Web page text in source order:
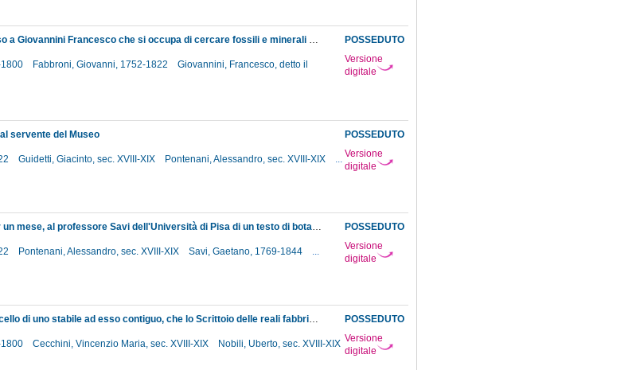
POSSEDUTO
Versione
digitale
Concessione di un compenso a Giovannini Francesco che si occupa di cercare fossili e minerali per il Museo
Fabbroni, Giovanni, 1752-1822
Giovannini, Francesco, detto il
POSSEDUTO
Versione
digitale
servente del Museo
Guidetti, Giacinto, sec. XVIII-XIX Pontenani, Alessandro, sec. XVIII-XIX
...
POSSEDUTO
Versione
digitale
Concessione in prestito, per un mese, al professore Savi dell'Università di Pisa di un testo di botanica, "Flora Danica", della biblioteca del Museo
Pontenani, Alessandro, sec. XVIII-XIX Savi, Gaetano, 1769-1844
...
POSSEDUTO
Versione
digitale
Consegna al Museo dell'orticello di uno stabile ad esso contiguo, che lo Scrittoio delle reali fabbriche ha acquistato dal monastero di S. Orsola. Decisione della direzione del Museo di stabilirvi un arboreto botanico, trapiantandovi anche le piante esotiche provenienti dal soppresso orto botanico di S. Maria Nuova. Equivoci insorti fra il sottodirettore del Museo e il direttore dello Scrittoio delle reali fabbriche a proposito dei lavori occorrenti allo scopo suddetto e ordine della Segreteria di finanze di rimandarli all'anno 1794
Cecchini, Vincenzio Maria, sec. XVIII-XIX
Nobili, Uberto, sec. XVIII-XIX